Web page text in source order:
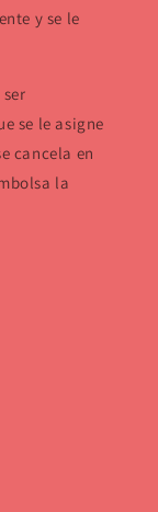
y se le
se le asigne
cancela en
la